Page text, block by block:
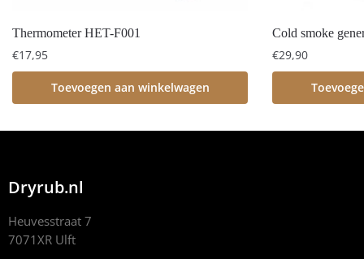
Thermometer HET-F001
€17,95
Toevoegen aan winkelwagen
Cold smoke
€29,90
Dryrub.nl
Heuvesstraat 7
7071XR Ulft